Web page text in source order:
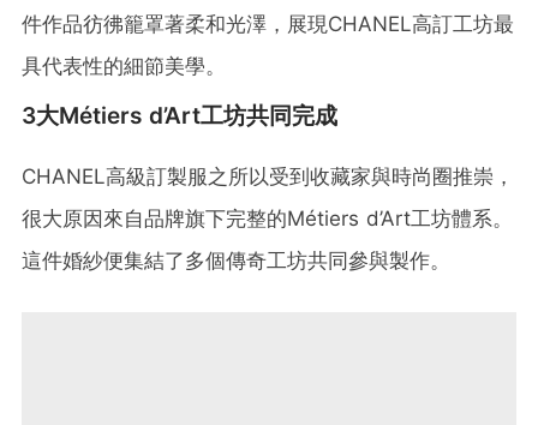
件作品彷彿籠罩著柔和光澤，展現CHANEL高訂工坊最
具代表性的細節美學。
3大Métiers d’Art工坊共同完成
CHANEL高級訂製服之所以受到收藏家與時尚圈推崇，
很大原因來自品牌旗下完整的Métiers d’Art工坊體系。
這件婚紗便集結了多個傳奇工坊共同參與製作。